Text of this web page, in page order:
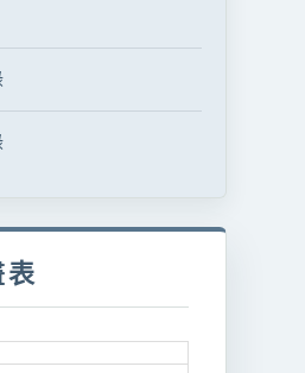
表